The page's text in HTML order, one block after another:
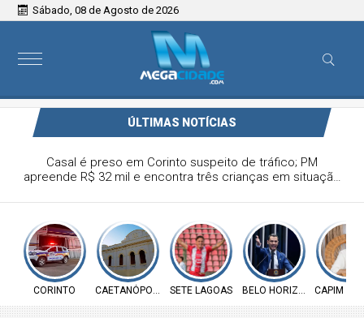
Sábado, 08 de Agosto de 2026
ÚLTIMAS NOTÍCIAS
Caetanópolis recebe lançamento de coleção inspirada na
história têxtil da cidade neste sábado
CORINTO CAETANÓPOLIS SETE LAGOAS BELO HORIZONTECAPIM